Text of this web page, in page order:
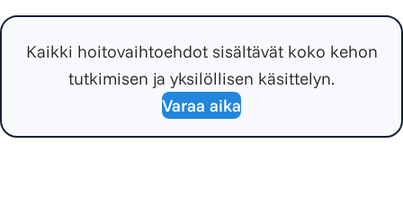
Kaikki hoitovaihtoehdot sisältävät koko kehon
tutkimisen ja yksilöllisen käsittelyn.
Varaa aika